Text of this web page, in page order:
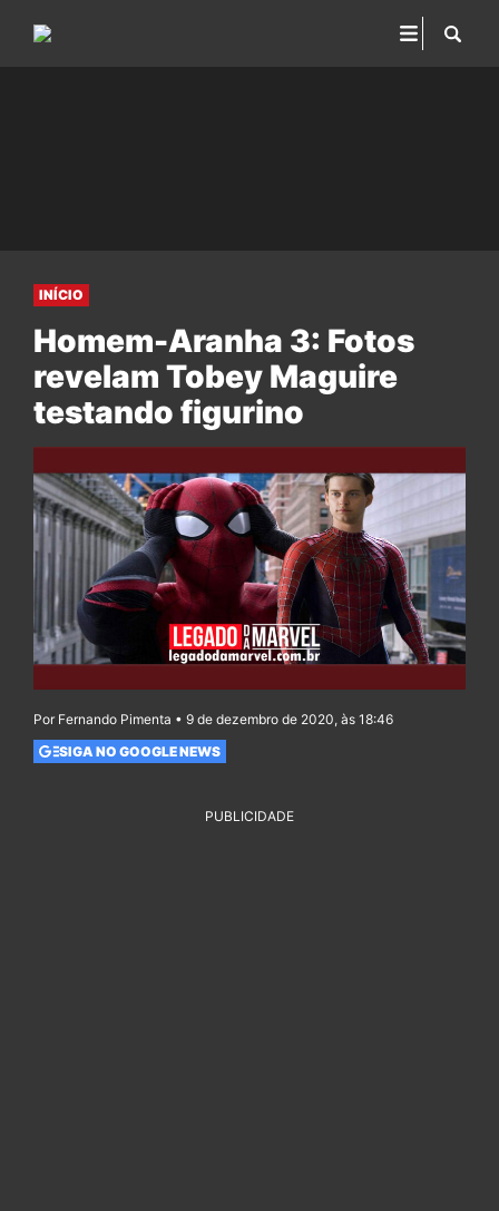
INÍCIO
Homem-Aranha 3: Fotos
revelam Tobey Maguire
testando figurino
Por Fernando Pimenta • 9 de dezembro de 2020, às 18:46
SIGA NO GOOGLE NEWS
PUBLICIDADE